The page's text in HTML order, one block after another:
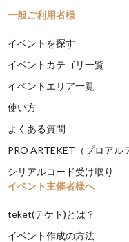
一般ご利用者様
イベントを探す
イベントカテゴリ一覧
イベントエリア一覧
使い方
よくある質問
PRO ARTEKET（プロアル
シリアルコード受け取り
イベント主催者様へ
teket(テケト)とは？
イベント作成の方法